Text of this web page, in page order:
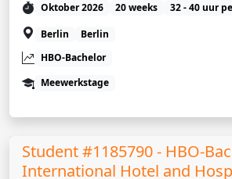
Oktober 2026 20 weeks
32 - 40 uur
Berlin
Berlin
HBO-Bachelor
Meewerkstage
Student #1185790 - HBO-
International Hotel and